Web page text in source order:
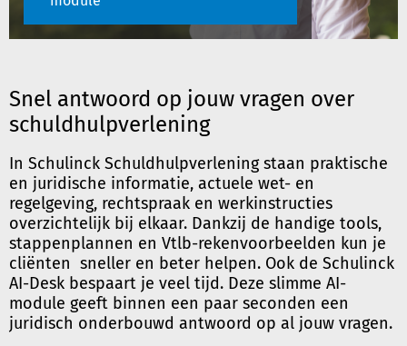
Snel antwoord op jouw vragen over
schuldhulpverlening
In Schulinck Schuldhulpverlening staan praktische
en juridische informatie, actuele wet- en
regelgeving, rechtspraak en werkinstructies
overzichtelijk bij elkaar. Dankzij de handige tools,
stappenplannen en Vtlb-rekenvoorbeelden kun je
cliënten sneller en beter helpen. Ook de Schulinck
AI-Desk bespaart je veel tijd. Deze slimme AI-
module geeft binnen een paar seconden een
juridisch onderbouwd antwoord op al jouw vragen.